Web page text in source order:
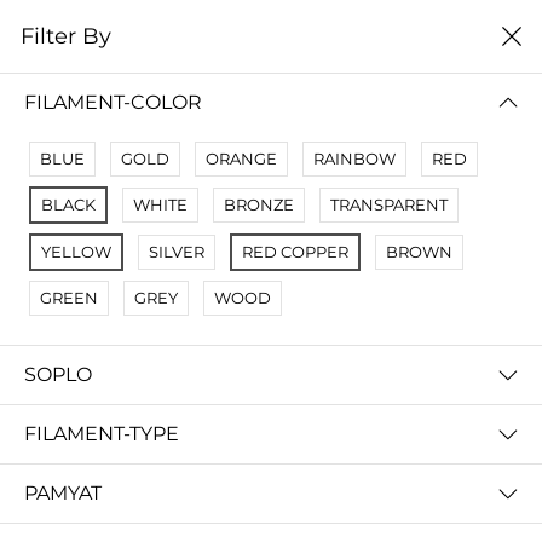
0
No Results
Not Found Filters1
Not Found Filters2
Filter By
FILAMENT-COLOR
BLUE GOLD ORANGE RAINBOW RED
BLACK WHITE BRONZE TRANSPARENT
YELLOW SILVER RED COPPER BROWN
GREEN GREY WOOD
SOPLO
FILAMENT-TYPE
PAMYAT